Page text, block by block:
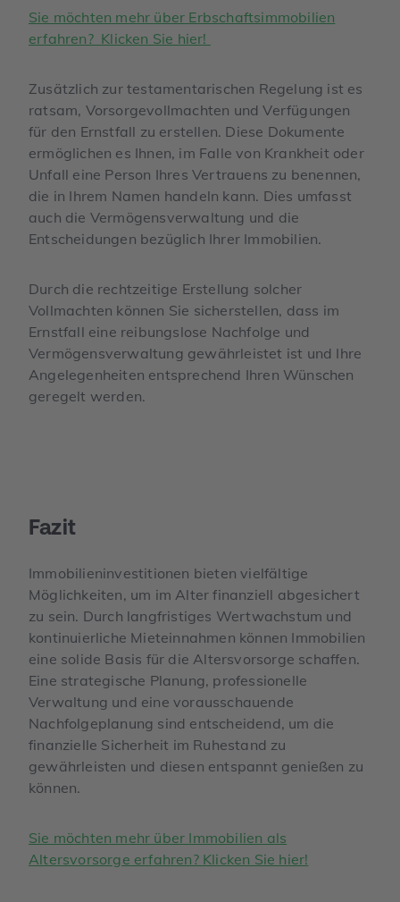
Sie möchten mehr über Erbschaftsimmobilien
erfahren? Klicken Sie hier!
Zusätzlich zur testamentarischen Regelung ist es
ratsam, Vorsorgevollmachten und Verfügungen
für den Ernstfall zu erstellen. Diese Dokumente
ermöglichen es Ihnen, im Falle von Krankheit oder
Unfall eine Person Ihres Vertrauens zu benennen,
die in Ihrem Namen handeln kann. Dies umfasst
auch die Vermögensverwaltung und die
Entscheidungen bezüglich Ihrer Immobilien.
Durch die rechtzeitige Erstellung solcher
Vollmachten können Sie sicherstellen, dass im
Ernstfall eine reibungslose Nachfolge und
Vermögensverwaltung gewährleistet ist und Ihre
Angelegenheiten entsprechend Ihren Wünschen
geregelt werden.
Fazit
Immobilieninvestitionen bieten vielfältige
Möglichkeiten, um im Alter finanziell abgesichert
zu sein. Durch langfristiges Wertwachstum und
kontinuierliche Mieteinnahmen können Immobilien
eine solide Basis für die Altersvorsorge schaffen.
Eine strategische Planung, professionelle
Verwaltung und eine vorausschauende
Nachfolgeplanung sind entscheidend, um die
finanzielle Sicherheit im Ruhestand zu
gewährleisten und diesen entspannt genießen zu
können.
Sie möchten mehr über Immobilien als
Altersvorsorge erfahren? Klicken Sie hier!